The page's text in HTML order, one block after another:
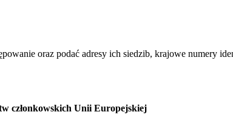
oraz podać adresy ich siedzib, krajowe numery
członkowskich Unii Europejskiej